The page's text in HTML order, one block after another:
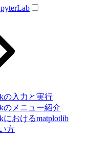
の入力と実行
のメニュー紹介
におけるmatplotlib
方